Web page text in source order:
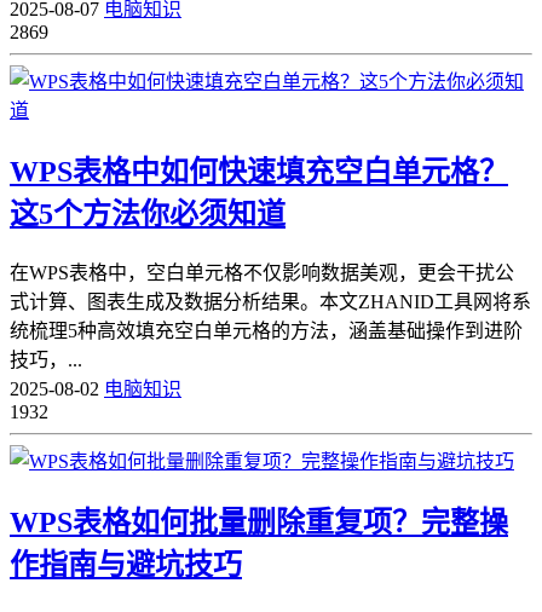
2025-08-07 电脑知识
2869
WPS表格中如何快速填充空白单元格？
这5个方法你必须知道
在WPS表格中，空白单元格不仅影响数据美观，更会干扰公
式计算、图表生成及数据分析结果。本文ZHANID工具网将系
统梳理5种高效填充空白单元格的方法，涵盖基础操作到进阶
技巧，...
2025-08-02 电脑知识
1932
WPS表格如何批量删除重复项？完整操
作指南与避坑技巧